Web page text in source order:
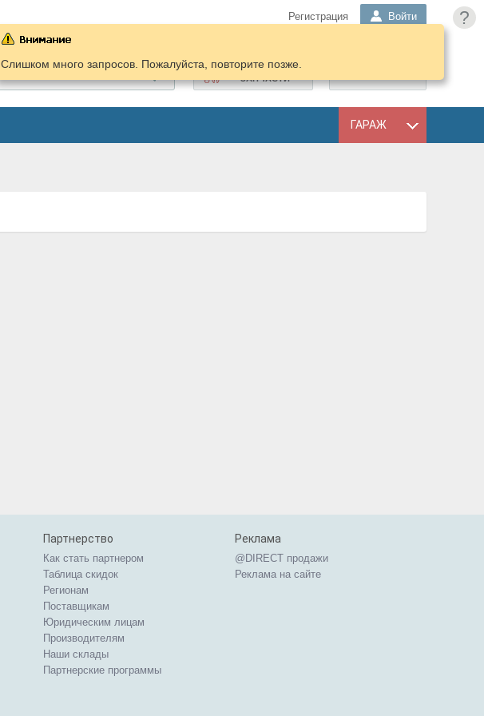
?
Регистрация Войти
ПОДОБРАТЬ
ЗАПЧАСТИ
ГАРАЖ
Слишком много запросов. Пожалуйста, повторите позже.
Партнерство
Как стать партнером
Таблица скидок
Регионам
Поставщикам
Юридическим лицам
Производителям
Наши склады
Партнерские программы
Реклама
@DIRECT продажи
Реклама на сайте